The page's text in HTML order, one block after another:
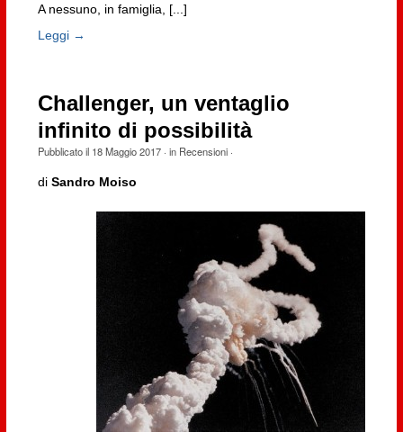
A nessuno, in famiglia, [...]
Leggi →
Challenger, un ventaglio
infinito di possibilità
Pubblicato il 18 Maggio 2017· in Recensioni·
di Sandro Moiso